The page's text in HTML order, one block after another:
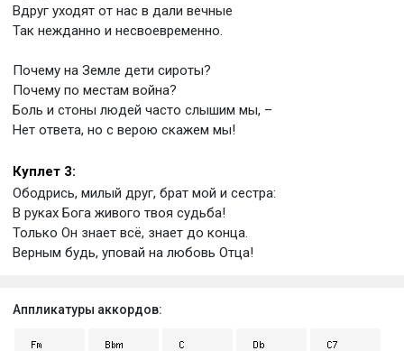
Вдруг уходят от нас в дали вечные
Так нежданно и несвоевременно.
Почему на Земле дети сироты?
Почему по местам война?
Боль и стоны людей часто слышим мы, –
Нет ответа, но с верою скажем мы!
Куплет 3:
Ободрись, милый друг, брат мой и сестра:
В руках Бога живого твоя судьба!
Только Он знает всё, знает до конца.
Верным будь, уповай на любовь Отца!
Аппликатуры аккордов: